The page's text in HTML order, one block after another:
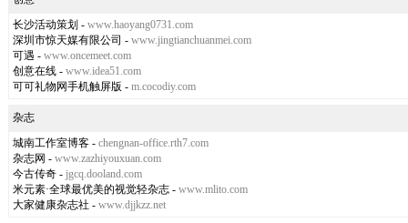
长沙活动策划 - www.haoyang0731.com
深圳市惊天媒有限公司 - www.jingtianchuanmei.com
可遇 - www.oncemeet.com
创意在线 - www.idea51.com
可可礼物网手机触屏版 - m.cocodiy.com
杂志
城南工作室博客 - chengnan-office.rth7.com
杂志网 - www.zazhiyouxuan.com
今古传奇 - jgcq.dooland.com
米元素·全球最优美的视觉轻杂志 - www.mlito.com
大家健康杂志社 - www.djjkzz.net